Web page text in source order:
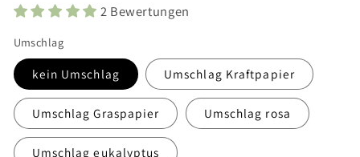
2 Bewertungen
Umschlag
kein Umschlag Umschlag Kraftpapier
Umschlag Graspapier Umschlag rosa
Umschlag eukalyptus